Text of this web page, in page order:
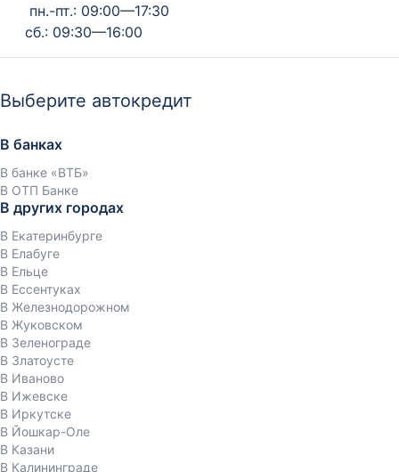
пн.-пт.: 09:00—17:30
сб.: 09:30—16:00
Выберите автокредит
В банках
В банке «ВТБ»
В ОТП Банке
В других городах
В Екатеринбурге
В Елабуге
В Ельце
В Ессентуках
В Железнодорожном
В Жуковском
В Зеленограде
В Златоусте
В Иваново
В Ижевске
В Иркутске
В Йошкар-Оле
В Казани
В Калининграде